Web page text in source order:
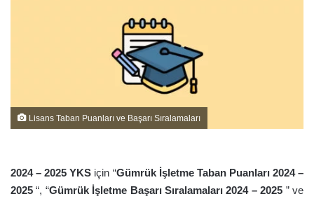
Lisans Taban Puanları ve Başarı Sıralamaları
2024 – 2025 YKS için “Gümrük İşletme Taban Puanları 2024 –
2025 “, “Gümrük İşletme Başarı Sıralamaları 2024 – 2025 ” ve